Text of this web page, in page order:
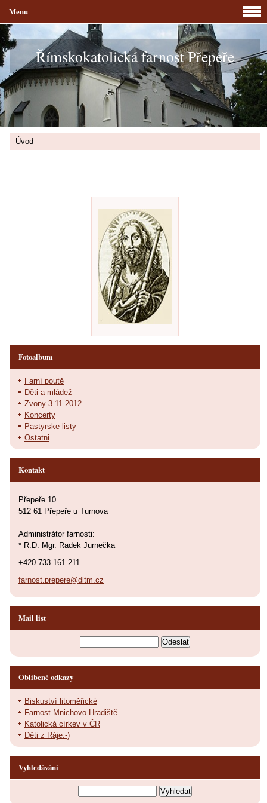
Římskokatolická farnost Přepeře
Úvod
Menu
Fotoalbum
Farní poutě
Děti a mládež
Zvony 3.11.2012
Koncerty
Pastyrske listy
Ostatni
Kontakt
Přepeře 10
512 61 Přepeře u Turnova
Administrátor farnosti:
* R.D. Mgr. Radek Jurnečka
+420 733 161 211
farnost.prepere@dltm.cz
Mail list
Oblíbené odkazy
Biskuství litoměřické
Farnost Mnichovo Hradiště
Katolická církev v ČR
Děti z Ráje:-)
Vyhledávání